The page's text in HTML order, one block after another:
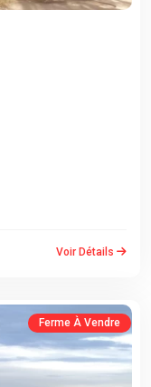
Voir Détails
Ferme À Vendre